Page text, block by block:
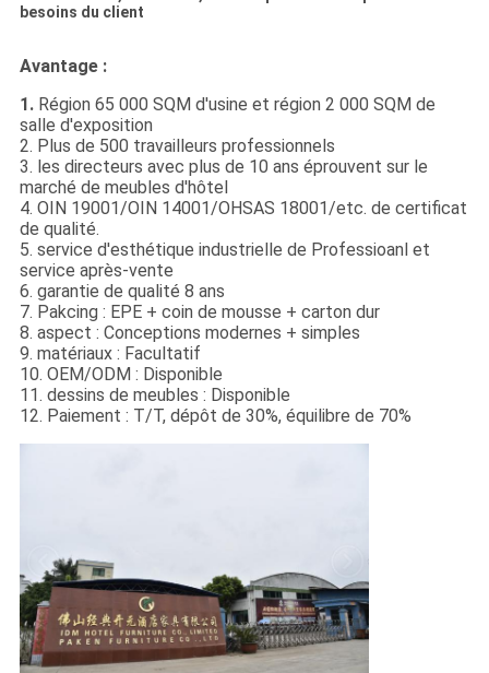
besoins du client
Avantage :
1. Région 65 000 SQM d'usine et région 2 000 SQM de
salle d'exposition
2. Plus de 500 travailleurs professionnels
3. les directeurs avec plus de 10 ans éprouvent sur le
marché de meubles d'hôtel
4. OIN 19001/OIN 14001/OHSAS 18001/etc. de certificat
de qualité.
5. service d'esthétique industrielle de Professioanl et
service après-vente
6. garantie de qualité 8 ans
7. Pakcing : EPE + coin de mousse + carton dur
8. aspect : Conceptions modernes + simples
9. matériaux : Facultatif
10. OEM/ODM : Disponible
11. dessins de meubles : Disponible
12. Paiement : T/T, dépôt de 30%, équilibre de 70%